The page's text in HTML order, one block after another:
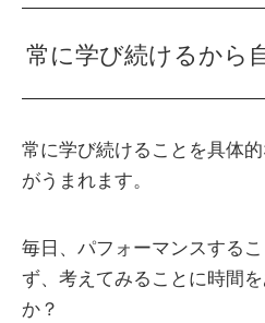
常に学び続けるから
常に学び続けることを具体
がうまれます。
毎日、パフォーマンスする
ず、考えてみることに時間
か？